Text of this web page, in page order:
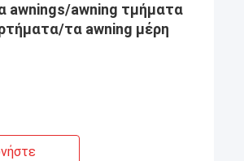
awnings/awning τμήματα
τα awning μέρη